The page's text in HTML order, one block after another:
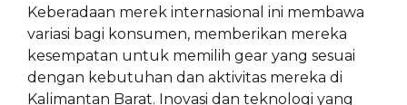
Keberadaan merek internasional ini membawa
variasi bagi konsumen, memberikan mereka
kesempatan untuk memilih gear yang sesuai
dengan kebutuhan dan aktivitas mereka di
Kalimantan Barat. Inovasi dan teknologi yang